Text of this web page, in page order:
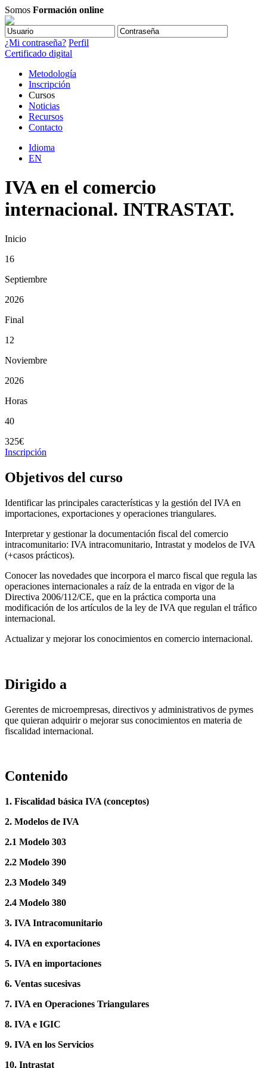
Somos Formación online
¿Mi contraseña? Perfil
Certificado digital
Metodología
Inscripción
Cursos
Noticias
Recursos
Contacto
Idioma
EN
IVA en el comercio
internacional. INTRASTAT.
Inicio
16
Septiembre
2026
Final
12
Noviembre
2026
Horas
40
325€
Inscripción
Objetivos del curso
Identificar las principales características y la gestión del IVA en
importaciones, exportaciones y operaciones triangulares.
Interpretar y gestionar la documentación fiscal del comercio
intracomunitario: IVA intracomunitario, Intrastat y modelos de IVA
(+casos prácticos).
Conocer las novedades que incorpora el marco fiscal que regula las
operaciones internacionales a raíz de la entrada en vigor de la
Directiva 2006/112/CE, que en la práctica comporta una
modificación de los artículos de la ley de IVA que regulan el tráfico
internacional.
Actualizar y mejorar los conocimientos en comercio internacional.
Dirigido a
Gerentes de microempresas, directivos y administrativos de pymes
que quieran adquirir o mejorar sus conocimientos en materia de
fiscalidad internacional.
Contenido
1. Fiscalidad básica IVA (conceptos)
2. Modelos de IVA
2.1 Modelo 303
2.2 Modelo 390
2.3 Modelo 349
2.4 Modelo 380
3. IVA Intracomunitario
4. IVA en exportaciones
5. IVA en importaciones
6. Ventas sucesivas
7. IVA en Operaciones Triangulares
8. IVA e IGIC
9. IVA en los Servicios
10. Intrastat